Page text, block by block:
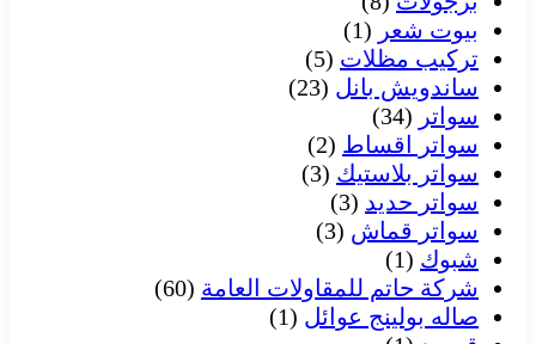
بيوت شعر (1)
تركيب مظلات (5)
ساندويش بانل (23)
سواتر (34)
سواتر اقساط (2)
سواتر بلاستيك (3)
سواتر حديد (3)
سواتر قماش (3)
شبوك (1)
شركة حاتم للمقاولات العامة (60)
صاله بولينج عوائل (1)